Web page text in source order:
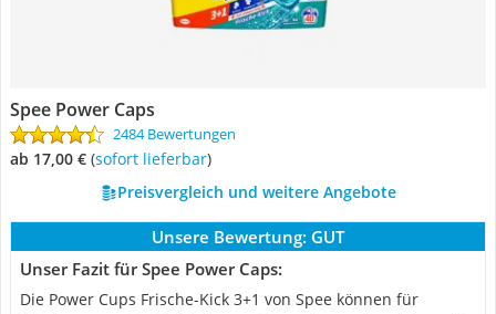
Spee Power Caps
2484 Bewertungen
ab 17,00 € ( Sofort lieferbar)
Preisvergleich und weitere Angebote
Unsere Bewertung: GUT
Unser Fazit für Spee Power Caps:
Die Power Cups Frische-Kick 3+1 von Spee können für